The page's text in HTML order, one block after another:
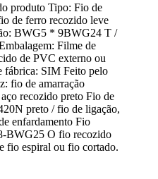
produto Tipo: Fio de
de ferro recozido leve
BWG5 * 9BWG24 T /
Filme de
de PVC externo ou
fábrica: SIM Feito pelo
fio de amarração
recozido preto Fio de
preto / fio de ligação,
enfardamento Fio
BWG25 O fio recozido
fio espiral ou fio cortado.